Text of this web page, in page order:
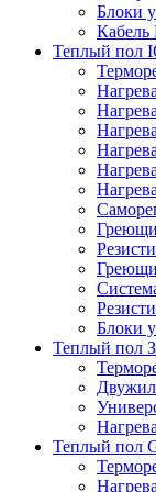
Блоки
Кабель
Теплый пол
Блоки
Теплый
Теплый пол